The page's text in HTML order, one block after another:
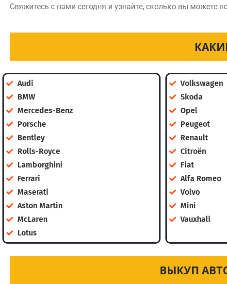
Свяжитесь с нами сегодня и узнайте, сколько вы можете
Audi
BMW
Mercedes-Benz
Porsche
Bentley
Rolls-Royce
Lamborghini
Ferrari
Maserati
Aston Martin
McLaren
Lotus
Volkswagen
Skoda
Opel
Peugeot
Renault
Citroën
Fiat
Alfa Romeo
Volvo
Mini
Vauxhall
ВЫКУП